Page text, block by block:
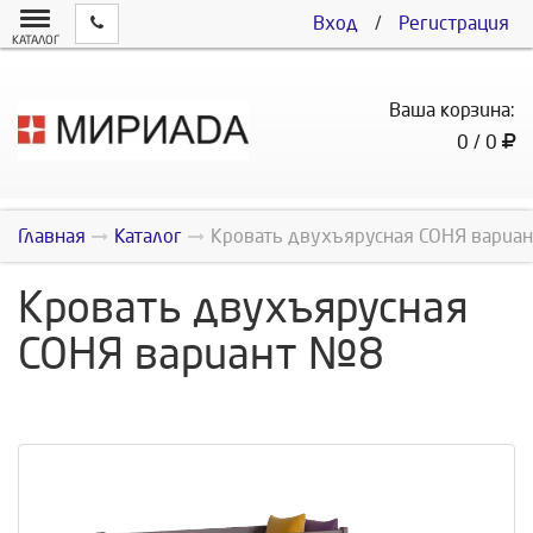
Вход / Регистрация
КАТАЛОГ
Ваша корзина:
0 / 0
Главная Каталог Кровать двухъярусная СОНЯ
Кровать двухъярусная
СОНЯ вариант №8